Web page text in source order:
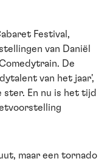
Festival,
van Daniël
De
van het jaar',
ster. En nu is het tijd
maar een tornado